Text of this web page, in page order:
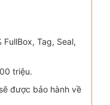
Tag, Seal,
triệu.
được bảo hành về